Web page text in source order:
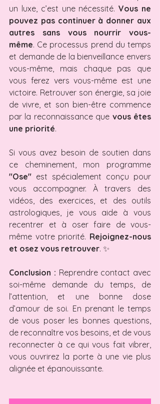
un luxe, c’est une nécessité. Vous ne
pouvez pas continuer à donner aux
autres sans vous nourrir vous-
même. Ce processus prend du temps
et demande de la bienveillance envers
vous-même, mais chaque pas que
vous ferez vers vous-même est une
victoire. Retrouver son énergie, sa joie
de vivre, et son bien-être commence
par la reconnaissance que vous êtes
une priorité.
Si vous avez besoin de soutien dans
"Ose" est spécialement conçu pour
vous accompagner. À travers des
vidéos, des exercices, et des outils
astrologiques, je vous aide à vous
recentrer et à oser faire de vous-
même votre priorité. Rejoignez-nous
et osez vous retrouver. ✨
Conclusion : Reprendre contact avec
soi-même demande du temps, de
l’attention, et une bonne dose
d’amour de soi. En prenant le temps
de vous poser les bonnes questions,
de reconnaître vos besoins, et de vous
reconnecter à ce qui vous fait vibrer,
vous ouvrirez la porte à une vie plus
alignée et épanouissante.